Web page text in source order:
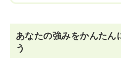
あなたの強みをかんたん
う